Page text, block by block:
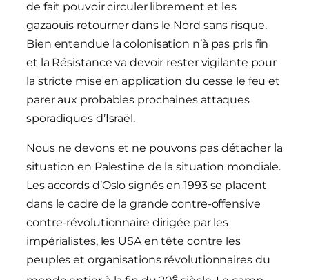
de fait pouvoir circuler librement et les
gazaouis retourner dans le Nord sans risque.
Bien entendue la colonisation n’à pas pris fin
et la Résistance va devoir rester vigilante pour
la stricte mise en application du cesse le feu et
parer aux probables prochaines attaques
sporadiques d’Israël.
Nous ne devons et ne pouvons pas détacher la
situation en Palestine de la situation mondiale.
Les accords d’Oslo signés en 1993 se placent
dans le cadre de la grande contre-offensive
contre-révolutionnaire dirigée par les
impérialistes, les USA en tête contre les
peuples et organisations révolutionnaires du
e